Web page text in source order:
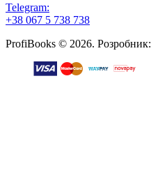
Telegram:
+38 067 5 738 738
ProfiBooks © 2026. Розробник: